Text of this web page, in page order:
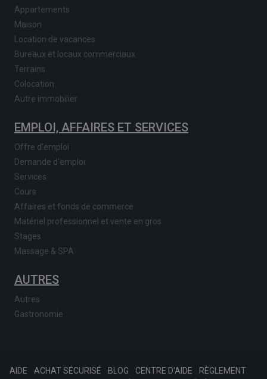
Appartements
Maison
Location de vacances
Bureaux et locaux commerciaux
Terrains
Colocation
Autre immobilier
EMPLOI, AFFAIRES ET SERVICES
Offre d'emploi
Demande d'emploi
Services
Cours
Affaires et fonds de commerce
Matériel professionnel et vente en gros
Stages
Massage & SPA
AUTRES
Autres
Gastronomie
AIDE ACHAT SÉCURISÉ BLOG CENTRE D'AIDE RÈGLEMENT